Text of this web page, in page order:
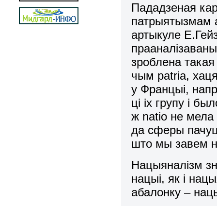
Пададзеная
патрыятызмам
артыкуле
зроблена
чым patria, хаця
у Францыі,
ці іх групу і
ж natio не мела
да сферы
што мы завем
Нацыяналiзм
нацыi, як i
абалонку –